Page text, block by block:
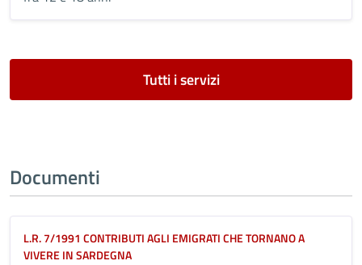
Tutti i servizi
Documenti
L.R. 7/1991 CONTRIBUTI AGLI EMIGRATI CHE TORNANO A
VIVERE IN SARDEGNA